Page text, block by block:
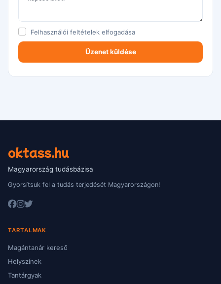
Felhasználói feltételek elfogadása
oktass.hu
Magyarország tudásbázisa
Gyorsítsuk fel a tudás terjedését Magyarországon!
TARTALMAK
Magántanár kereső
Helyszínek
Tantárgyak